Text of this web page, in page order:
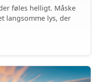
føles helligt. Måske
langsomme lys, der